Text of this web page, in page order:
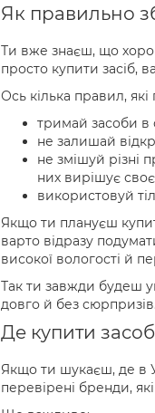
Як правильно
Ти вже знаєш, що
просто купити засіб,
Ось кілька правил,
тримай засоби в
не залишай
не змішуй різні
них вирішує
використовуй
Якщо ти плануєш
варто відразу
високої вологості й
Так ти завжди будеш
довго й без сюрпризів.
Де купити
Якщо ти шукаєш, де в
перевірені бренди,